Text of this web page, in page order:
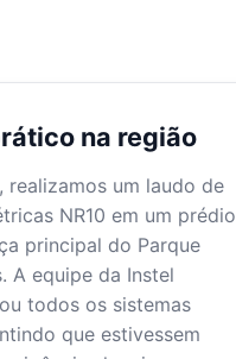
na região
realizamos um laudo de
NR10 em um prédio
principal do Parque
A equipe da Instel
todos os sistemas
que estivessem